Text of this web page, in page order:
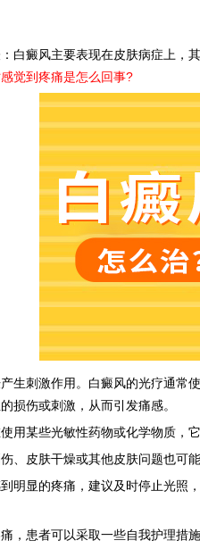
白癜风主要表现在皮肤病症上，
觉到疼痛是怎么回事?
刺激作用。白癜风的光疗通常使
损伤或刺激，从而引发痛感。
某些光敏性药物或化学物质，它
皮肤干燥或其他皮肤问题也可能
显的疼痛，建议及时停止光照，
患者可以采取一些自我护理措施